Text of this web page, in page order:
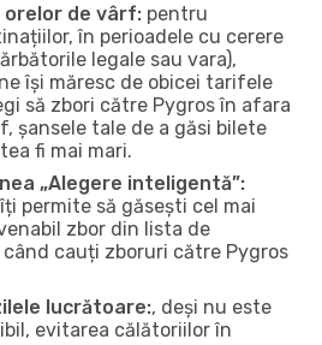
de vârf: pentru
în perioadele cu cerere
legale sau vara),
își măresc de obicei tarifele
să zbori către Pygros în afara
șansele tale de a găsi bilete
fi mai mari.
„Alegere inteligentă”:
permite să găsești cel mai
zbor din lista de
cauți zboruri către Pygros
lucrătoare:, deși nu este
evitarea călătoriilor în